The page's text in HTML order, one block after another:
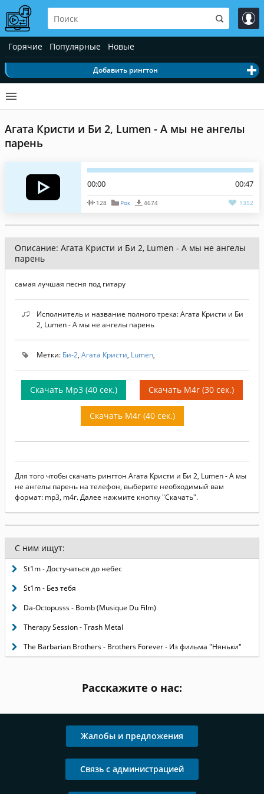
Горячие Популярные Новые
Добавить рингтон
Агата Кристи и Би 2, Lumen - А мы не ангелы
парень
00:00 00:47
128 Рок 4674 1352
Описание: Агата Кристи и Би 2, Lumen - А мы не ангелы
парень
самая лучшая песня под гитару
Исполнитель и название полного трека: Агата Кристи и Би
2, Lumen - А мы не ангелы парень
Метки: Би-2, Агата Кристи, Lumen,
Скачать Mp3 (40 сек.) Скачать M4r (30 сек.)
Скачать M4r (40 сек.)
Для того чтобы скачать рингтон Агата Кристи и Би 2, Lumen - А мы
не ангелы парень на телефон, выберите необходимый вам
формат: mp3, m4r. Далее нажмите кнопку "Скачать".
С ним ищут:
St1m - Достучаться до небес
St1m - Без тебя
Da-Octopusss - Bomb (Musique Du Film)
Therapy Session - Trash Metal
The Barbarian Brothers - Brothers Forever - Из фильма "Няньки"
Расскажите о нас:
Жалобы и предложения
Связь с администрацией